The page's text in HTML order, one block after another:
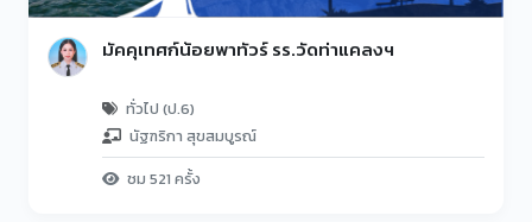
มัคคุเทศก์น้อยพาทัวร์ รร.วัดท่าแคลงฯ
ทั่วไป (ป.6)
นัฐฑริกา สุขสมบูรณ์
ชม 521 ครั้ง